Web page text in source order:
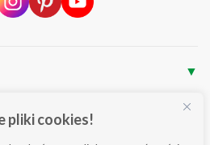
pliki cookies!
▼
▼